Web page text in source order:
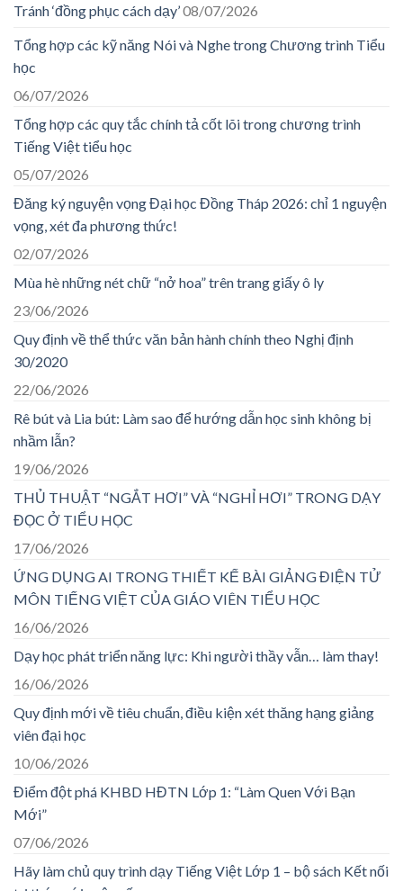
Tránh ‘đồng phục cách dạy’08/07/2026
Tổng hợp các kỹ năng Nói và Nghe trong Chương trình Tiểu
học
06/07/2026
Tổng hợp các quy tắc chính tả cốt lõi trong chương trình
Tiếng Việt tiểu học
05/07/2026
Đăng ký nguyện vọng Đại học Đồng Tháp 2026: chỉ 1 nguyện
vọng, xét đa phương thức!
02/07/2026
Mùa hè những nét chữ “nở hoa” trên trang giấy ô ly
23/06/2026
Quy định về thể thức văn bản hành chính theo Nghị định
30/2020
22/06/2026
Rê bút và Lia bút: Làm sao để hướng dẫn học sinh không bị
nhầm lẫn?
19/06/2026
THỦ THUẬT “NGẮT HƠI” VÀ “NGHỈ HƠI” TRONG DẠY
ĐỌC Ở TIỂU HỌC
17/06/2026
ỨNG DỤNG AI TRONG THIẾT KẾ BÀI GIẢNG ĐIỆN TỬ
MÔN TIẾNG VIỆT CỦA GIÁO VIÊN TIỂU HỌC
16/06/2026
Dạy học phát triển năng lực: Khi người thầy vẫn… làm thay!
16/06/2026
Quy định mới về tiêu chuẩn, điều kiện xét thăng hạng giảng
viên đại học
10/06/2026
Điểm đột phá KHBD HĐTN Lớp 1: “Làm Quen Với Bạn
Mới”
07/06/2026
Hãy làm chủ quy trình dạy Tiếng Việt Lớp 1 – bộ sách Kết nối